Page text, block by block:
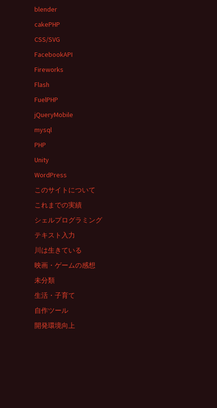
blender
cakePHP
CSS/SVG
FacebookAPI
Fireworks
Flash
FuelPHP
jQueryMobile
mysql
PHP
Unity
WordPress
このサイトについて
これまでの実績
シェルプログラミング
テキスト入力
川は生きている
映画・ゲームの感想
未分類
生活・子育て
自作ツール
開発環境向上